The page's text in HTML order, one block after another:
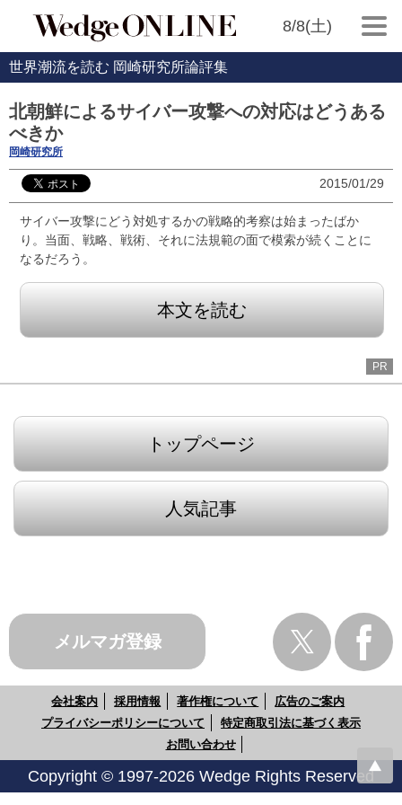
8/8(土)
世界潮流を読む 岡崎研究所論評集
北朝鮮によるサイバー攻撃への対応はどうある
べきか
岡崎研究所
2015/01/29
サイバー攻撃にどう対処するかの戦略的考察は始まったばか
り。当面、戦略、戦術、それに法規範の面で模索が続くことに
なるだろう。
本文を読む
PR
トップページ
人気記事
メルマガ登録
会社案内 採用情報 著作権について
広告のご案内
プライバシーポリシーについて
特定商取引法に基づく表示
お問い合わせ
Copyright © 1997-2026 Wedge Rights Reserved